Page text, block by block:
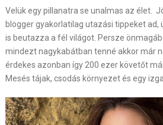
Velük egy pillanatra se unalmas az élet.
blogger gyakorlatilag utazási tippeket ad,
is beutazza a fél világot. Persze
mindezt nagykabátban tenné akkor már
érdekes azonban így 200 ezer követőt
Mesés tájak, csodás környezet és egy